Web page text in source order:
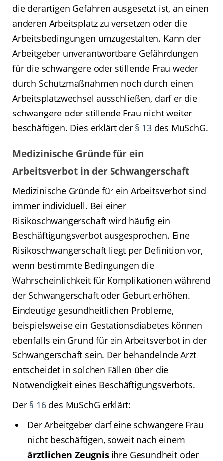
die derartigen Gefahren ausgesetzt ist, an einen
anderen Arbeitsplatz zu versetzen oder die
Arbeitsbedingungen umzugestalten. Kann der
Arbeitgeber unverantwortbare Gefährdungen
für die schwangere oder stillende Frau weder
durch Schutzmaßnahmen noch durch einen
Arbeitsplatzwechsel ausschließen, darf er die
schwangere oder stillende Frau nicht weiter
beschäftigen. Dies erklärt der § 13des MuSchG.
Medizinische Gründe für ein
Arbeitsverbot in der Schwangerschaft
Medizinische Gründe für ein Arbeitsverbot sind
immer individuell. Bei einer
Risikoschwangerschaft wird häufig ein
Beschäftigungsverbot ausgesprochen. Eine
Risikoschwangerschaft liegt per Definition vor,
wenn bestimmte Bedingungen die
Wahrscheinlichkeit für Komplikationen während
der Schwangerschaft oder Geburt erhöhen.
Eindeutige gesundheitlichen Probleme,
beispielsweise ein Gestationsdiabetes können
ebenfalls ein Grund für ein Arbeitsverbot in der
Schwangerschaft sein. Der behandelnde Arzt
entscheidet in solchen Fällen über die
Notwendigkeit eines Beschäftigungsverbots.
Der § 16des MuSchG erklärt:
Der Arbeitgeber darf eine schwangere Frau
nicht beschäftigen, soweit nach einem
ärztlichen Zeugnisihre Gesundheit oder